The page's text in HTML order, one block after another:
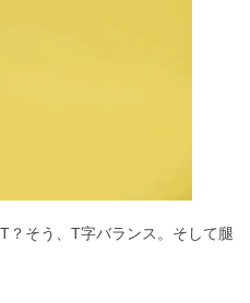
そう、T字バランス。そして腿